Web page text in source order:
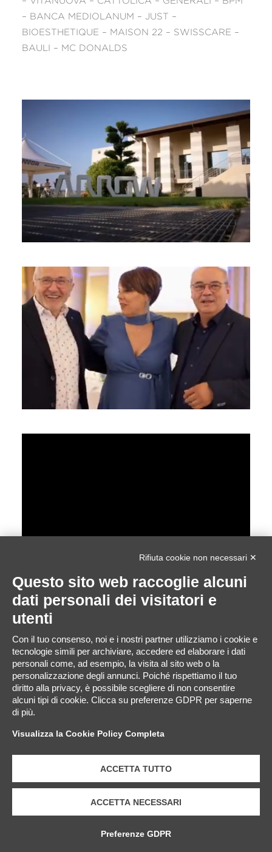
– BANCA MEDIOLANUM – JUST –
BIOESTHETIQUE – MAISON 22 – SWISSCARE –
BAULI – MC DONALDS
Rifiuta cookie non necessari ✕
Questo sito web raccoglie alcuni
dati personali dei visitatori e
utenti
Con il tuo consenso, noi e i nostri partner utilizziamo i cookie e
tecnologie simili per archiviare, accedere ed elaborare i dati
personali come, ad esempio, la visita al sito web o la
personalizzazione degli annunci. Poiché rispettiamo il tuo
diritto alla privacy, è possibile scegliere di non consentire
alcuni tipi di cookie. Clicca su preferenze GDPR per saperne
di più.
Visualizza la Cookie Policy Completa
ACCETTA TUTTO
ACCETTA NECESSARI
Preferenze GDPR